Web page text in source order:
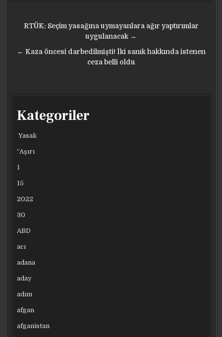
Yazı
RTÜK: Seçim yasağına uymayanlara ağır yaptırımlar
uygulanacak →
← Kaza öncesi darbedilmişti! İki sanık hakkında istenen
ceza belli oldu
Kategoriler
Yasak
“Aşırı
1
15
2022
30
ABD
acı
adana
aday
adım
afgan
afganistan